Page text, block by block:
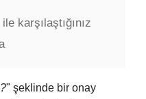
karşılaştığınız
" şeklinde bir onay